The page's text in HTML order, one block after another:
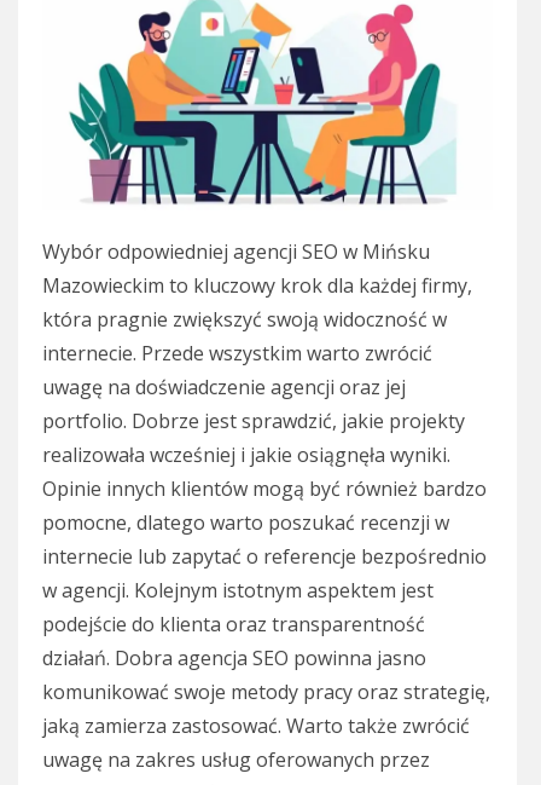
Wybór odpowiedniej agencji SEO w Mińsku
Mazowieckim to kluczowy krok dla każdej firmy,
która pragnie zwiększyć swoją widoczność w
internecie. Przede wszystkim warto zwrócić
uwagę na doświadczenie agencji oraz jej
portfolio. Dobrze jest sprawdzić, jakie projekty
realizowała wcześniej i jakie osiągnęła wyniki.
Opinie innych klientów mogą być również bardzo
pomocne, dlatego warto poszukać recenzji w
internecie lub zapytać o referencje bezpośrednio
w agencji. Kolejnym istotnym aspektem jest
podejście do klienta oraz transparentność
działań. Dobra agencja SEO powinna jasno
komunikować swoje metody pracy oraz strategię,
jaką zamierza zastosować. Warto także zwrócić
uwagę na zakres usług oferowanych przez